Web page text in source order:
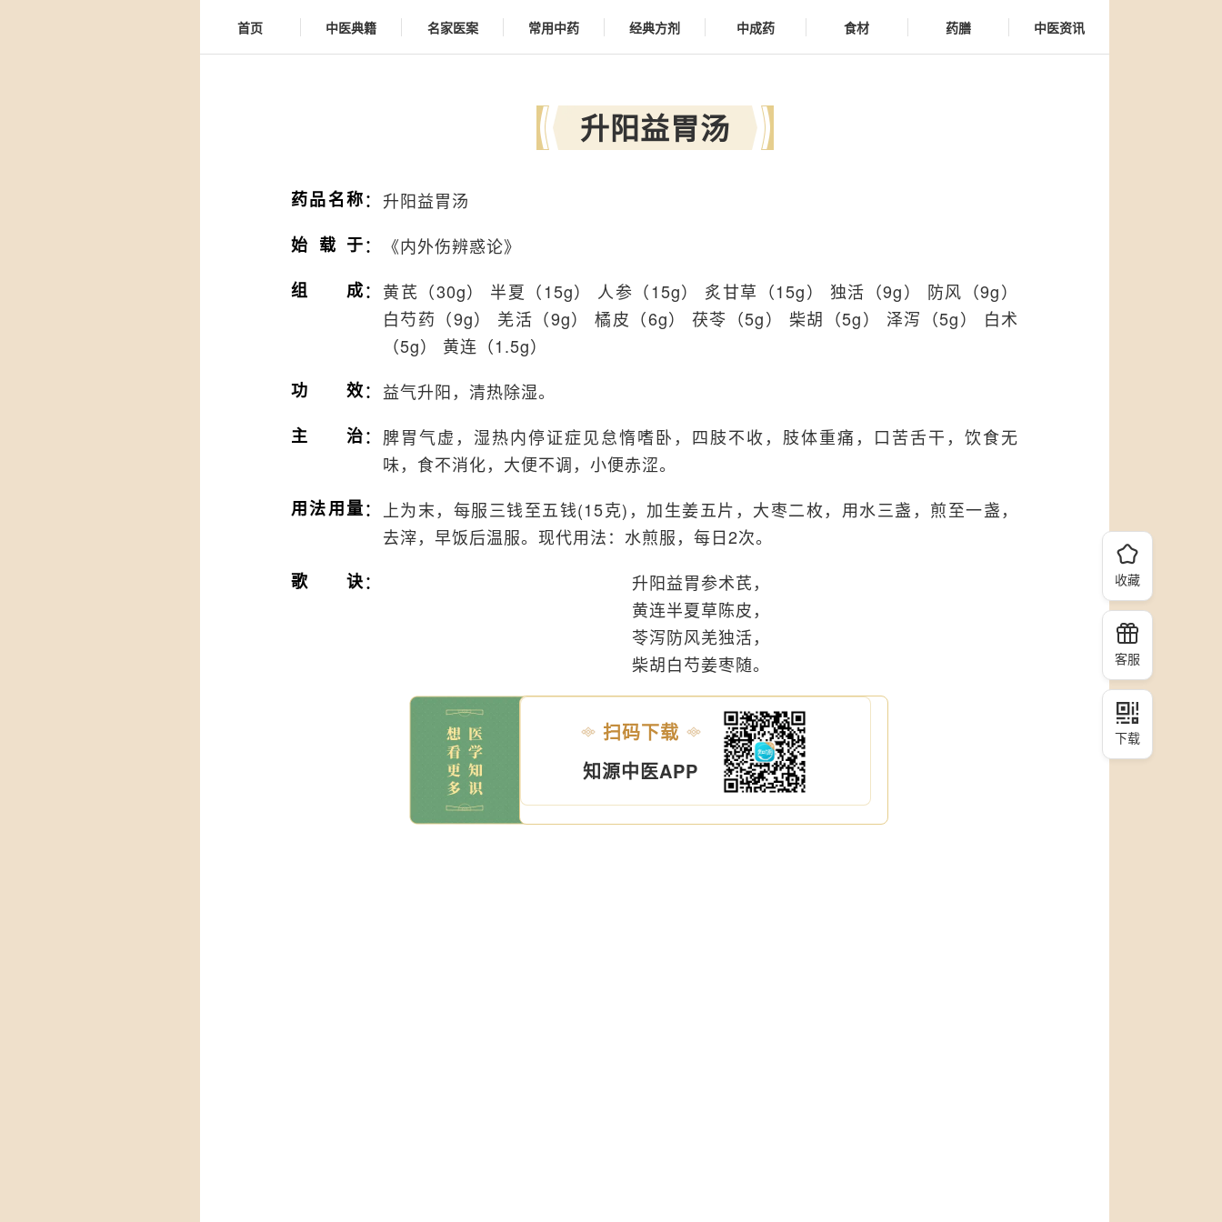
首页 中医典籍 名家医案 常用中药 经典方剂 中成药 食材 药膳 中医资讯
升阳益胃汤
药品名称： 升阳益胃汤
始载于：
《内外伤辨惑论》
组成： 黄芪（30g） 半夏（15g） 人参（15g） 炙甘草（15g） 独活（9g） 防风（9g）
白芍药（9g） 羌活（9g） 橘皮（6g） 茯苓（5g） 柴胡（5g） 泽泻（5g） 白术
（5g） 黄连（1.5g）
功效： 益气升阳，清热除湿。
主治： 脾胃气虚，湿热内停证症见怠惰嗜卧，四肢不收，肢体重痛，口苦舌干，饮食无
味，食不消化，大便不调，小便赤涩。
用法用量：
上为末，每服三钱至五钱(15克)，加生姜五片，大枣二枚，用水三盏，煎至一盏，
去滓，早饭后温服。现代用法：水煎服，每日2次。
歌诀：
升阳益胃参术芪，
黄连半夏草陈皮，
苓泻防风羌独活，
柴胡白芍姜枣随。
扫码下载
知源中医APP
收藏
客服
下载